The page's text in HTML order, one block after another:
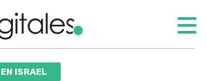
ISRAEL